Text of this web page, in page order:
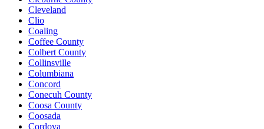
Cleveland
Clio
Coaling
Coffee County
Colbert County
Collinsville
Columbiana
Concord
Conecuh County
Coosa County
Coosada
Cordova